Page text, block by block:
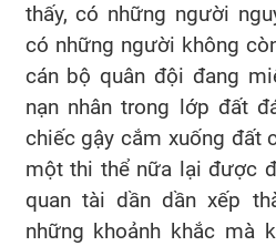
thấy, có những người
có những người không
cán bộ quân đội đang
nạn nhân trong lớp đất
chiếc gậy cắm xuống đất
một thi thể nữa lại được
quan tài dần dần xếp
những khoảnh khắc mà